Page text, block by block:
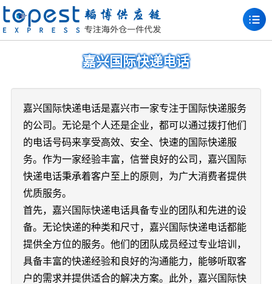
嘉兴国际快递电话
嘉兴国际快递电话是嘉兴市一家专注于国际快递服务
的公司。无论是个人还是企业，都可以通过拨打他们
的电话号码来享受高效、安全、快速的国际快递服
务。作为一家经验丰富，信誉良好的公司，嘉兴国际
快递电话秉承着客户至上的原则，为广大消费者提供
优质服务。
首先，嘉兴国际快递电话具备专业的团队和先进的设
备。无论快递的种类和尺寸，嘉兴国际快递电话都能
提供全方位的服务。他们的团队成员经过专业培训，
具备丰富的快递经验和良好的沟通能力，能够听取客
户的需求并提供适合的解决方案。此外，嘉兴国际快